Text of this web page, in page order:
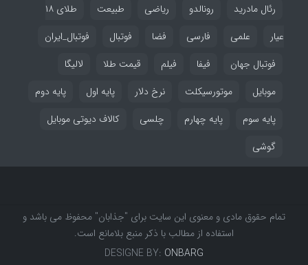
رئال مادرید
رونالدو ریاضی طبیعت
طلای ۱۸
عیار
علمی فارسی فضا فوتبال
فوتبال_ایران
فوتبال جهان
فیفا فیلم قیمت طلا
لالیگا
موبایل
موتورسیکلت نرخ دلار پایه اول
پایه دوم
پایه سوم
پایه چهارم چلسی
کالاف دیوتی موبایل
گوشی
تمام حقوق مادی و معنوی این سایت برای "جذابان" محفوظ می باشد و
استفاده از مطالب با ذکر منبع بلامانع است.
DESIGNE BY: ONBARG